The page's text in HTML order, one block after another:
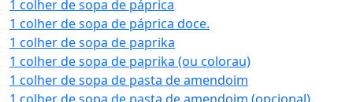
1 colher de sopa de páprica
1 colher de sopa de páprica doce.
1 colher de sopa de paprika
1 colher de sopa de paprika (ou colorau)
1 colher de sopa de pasta de amendoim